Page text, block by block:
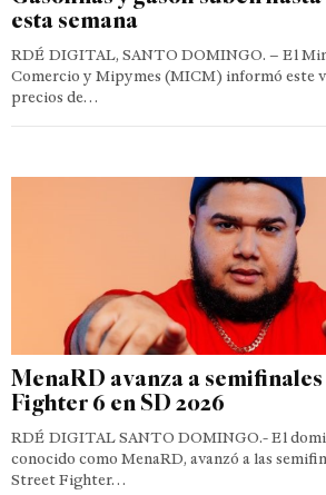
esta semana
RDÉ DIGITAL, SANTO DOMINGO. – El
Comercio y Mipymes (MICM) informó este
precios de…
MenaRD avanza a
Fighter 6 en SD 2026
RDÉ DIGITAL SANTO DOMINGO.- El
conocido como MenaRD, avanzó a las
Street Fighter…